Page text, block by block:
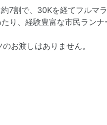
7割で、30Kを経てフルマ
り、経験豊富な市民ランナ
お渡しはありません。